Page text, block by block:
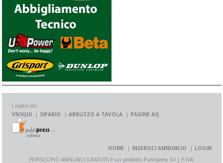
I nostri siti:
VIVIQUI
SIPARIO ABRUZZO A TAVOLA PAGINE AQ
HOME INSERISCI ANNUNCIO
LOGIN
PERISCOPIO ANNUNCI GRATUITI è un prodotto Publipress Srl | P.IVA: